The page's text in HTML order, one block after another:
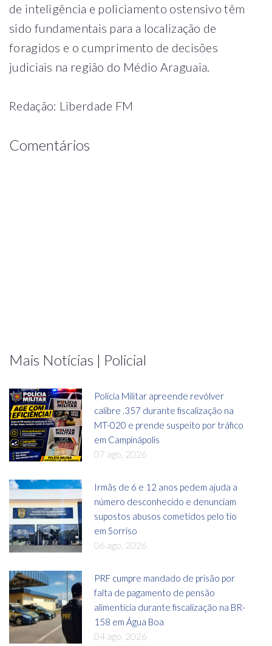
de inteligência e policiamento ostensivo têm
sido fundamentais para a localização de
foragidos e o cumprimento de decisões
judiciais na região do Médio Araguaia.
Redação: Liberdade FM
Comentários
Mais Notícias | Policial
Polícia Militar apreende revólver
calibre .357 durante fiscalização na
MT-020 e prende suspeito por tráfico
em Campinápolis
07 ago, 2026
Irmãs de 6 e 12 anos pedem ajuda a
número desconhecido e denunciam
supostos abusos cometidos pelo tio
em Sorriso
06 ago, 2026
PRF cumpre mandado de prisão por
falta de pagamento de pensão
alimentícia durante fiscalização na BR-
158 em Água Boa
04 ago, 2026